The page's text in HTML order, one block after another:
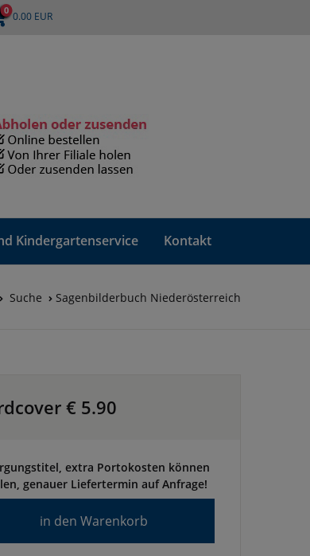
0 0.00EUR
Kindergartenservice Kontakt
Suche Sagenbilderbuch Niederösterreich
€ 5.90
extra Portokosten können
genauer Liefertermin auf Anfrage!
in den Warenkorb